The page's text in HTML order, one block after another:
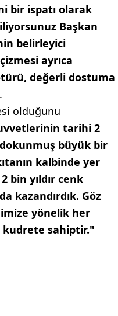
bir ispatı olarak
Başkan
belirleyici
ayrıca
değerli dostuma
olduğunu
tarihi 2
büyük bir
kalbinde yer
bin yıldır cenk
kazandırdık. Göz
yönelik her
kudrete sahiptir."